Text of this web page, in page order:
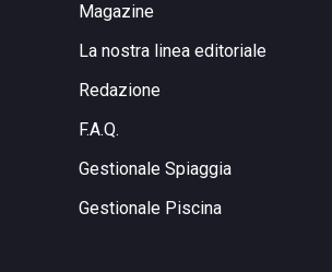
Magazine
La nostra linea editoriale
Redazione
F.A.Q.
Gestionale Spiaggia
Gestionale Piscina